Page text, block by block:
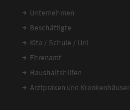
Unternehmen
Beschäftigte
Kita / Schule / Uni
Ehrenamt
Haushaltshilfen
Arztpraxen und Krankenhäuser